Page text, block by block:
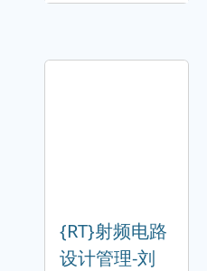
{RT}射频电路
设计管理-刘